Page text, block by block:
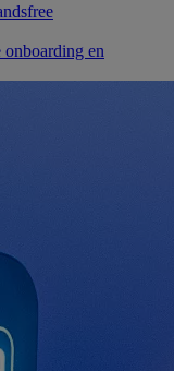
onboarding en